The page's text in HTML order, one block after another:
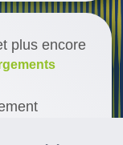
plus encore